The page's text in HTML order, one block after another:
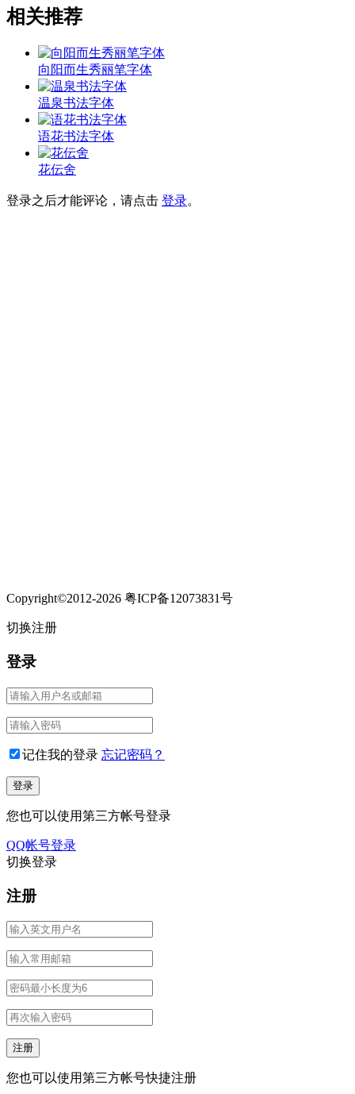
相关推荐
向阳而生秀丽笔字体
温泉书法字体
语花书法字体
花伝舍
登录之后才能评论，请点击 登录。
Copyright©2012-2026 粤ICP备12073831号
切换注册
登录
记住我的登录 忘记密码？
您也可以使用第三方帐号登录
QQ帐号登录
切换登录
注册
您也可以使用第三方帐号快捷注册